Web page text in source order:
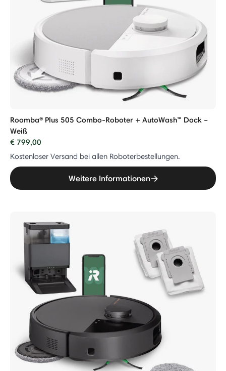
Roomba® Plus 505 Combo-Roboter + AutoWash™ Dock –
Weiß
€ 799,00
Kostenloser Versand bei allen Roboterbestellungen.
Weitere Informationen